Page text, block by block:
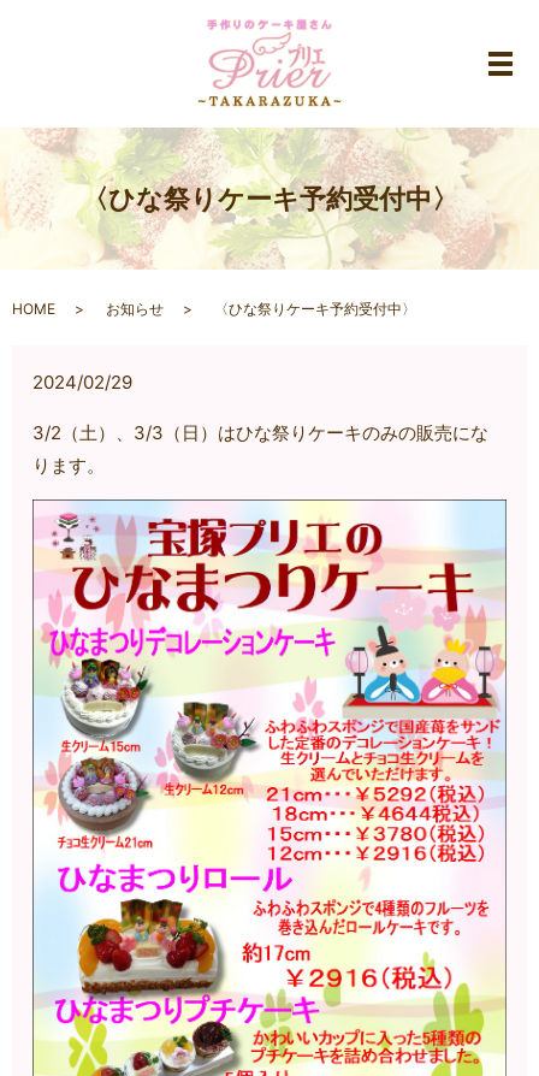
メ
〈ひな祭りケーキ予約受付中〉
HOME お知らせ 〈ひな祭りケーキ予約受付中〉
2024/02/29
3/2（土）、3/3（日）はひな祭りケーキのみの販売にな
ります。